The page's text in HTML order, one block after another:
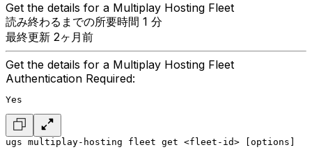
Get the details for a Multiplay Hosting Fleet
読み終わるまでの所要時間 1 分
最終更新 2ヶ月前
Get the details for a Multiplay Hosting Fleet
Authentication Required:
Yes
ugs multiplay-hosting fleet get <fleet-id> [options]